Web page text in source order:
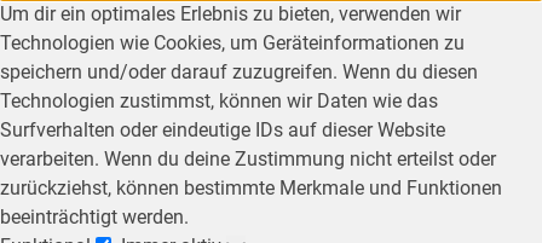
Um dir ein optimales Erlebnis zu bieten, verwenden wir
Technologien wie Cookies, um Geräteinformationen zu
speichern und/oder darauf zuzugreifen. Wenn du diesen
Technologien zustimmst, können wir Daten wie das
Surfverhalten oder eindeutige IDs auf dieser Website
verarbeiten. Wenn du deine Zustimmung nicht erteilst oder
zurückziehst, können bestimmte Merkmale und Funktionen
beeinträchtigt werden.